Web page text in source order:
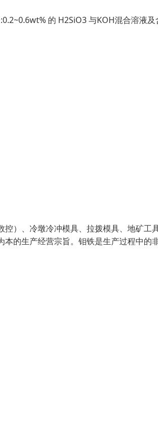
的 H2SiO3 与KOH混合溶液及
）、冷墩冷冲模具、拉拨模具、地矿工
的生产经营宗旨。钼铁是生产过程中的